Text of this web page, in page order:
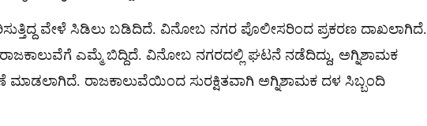
ವೇಳೆ ಸಿಡಿಲು ಬಡಿದಿದೆ. ವಿನೋಬ ನಗರ ಪೊಲೀಸರಿಂದ ಪ್ರಕರಣ ದಾಖಲಾಗಿದೆ.
ರಾಜಕಾಲುವೆಗೆ ಎಮ್ಮೆ ಬಿದ್ದಿದೆ. ವಿನೋಬ ನಗರದಲ್ಲಿ ಘಟನೆ ನಡೆದಿದ್ದು, ಅಗ್ನಿಶಾಮಕ
ಮಾಡಲಾಗಿದೆ. ರಾಜಕಾಲುವೆಯಿಂದ ಸುರಕ್ಷಿತವಾಗಿ ಅಗ್ನಿಶಾಮಕ ದಳ ಸಿಬ್ಬಂದಿ